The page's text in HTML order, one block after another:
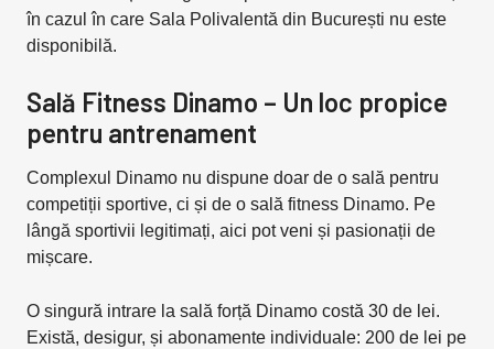
în cazul în care Sala Polivalentă din București nu este
disponibilă.
Sală Fitness Dinamo – Un loc propice
pentru antrenament
Complexul Dinamo nu dispune doar de o sală pentru
competiții sportive, ci și de o sală fitness Dinamo. Pe
lângă sportivii legitimați, aici pot veni și pasionații de
mișcare.
O singură intrare la sală forță Dinamo costă 30 de lei.
Există, desigur, și abonamente individuale: 200 de lei pe